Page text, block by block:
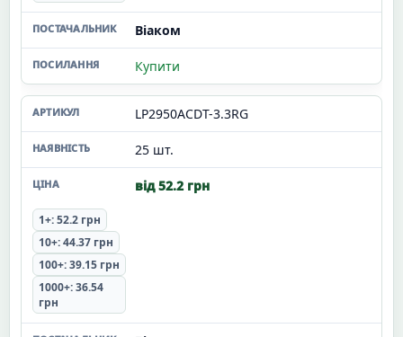
Віаком
Купити
LP2950ACDT-3.3RG
25 шт.
від 52.2 грн
1+: 52.2 грн
10+: 44.37 грн
100+: 39.15 грн
1000+: 36.54
грн